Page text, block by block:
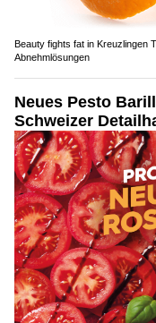
Beauty fights fat in Kreuzlingen
Abnehmlösungen
Neues Pesto
Schweizer